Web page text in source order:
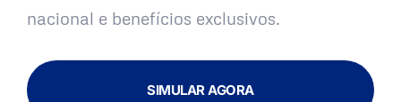
nacional e benefícios exclusivos.
SIMULAR AGORA